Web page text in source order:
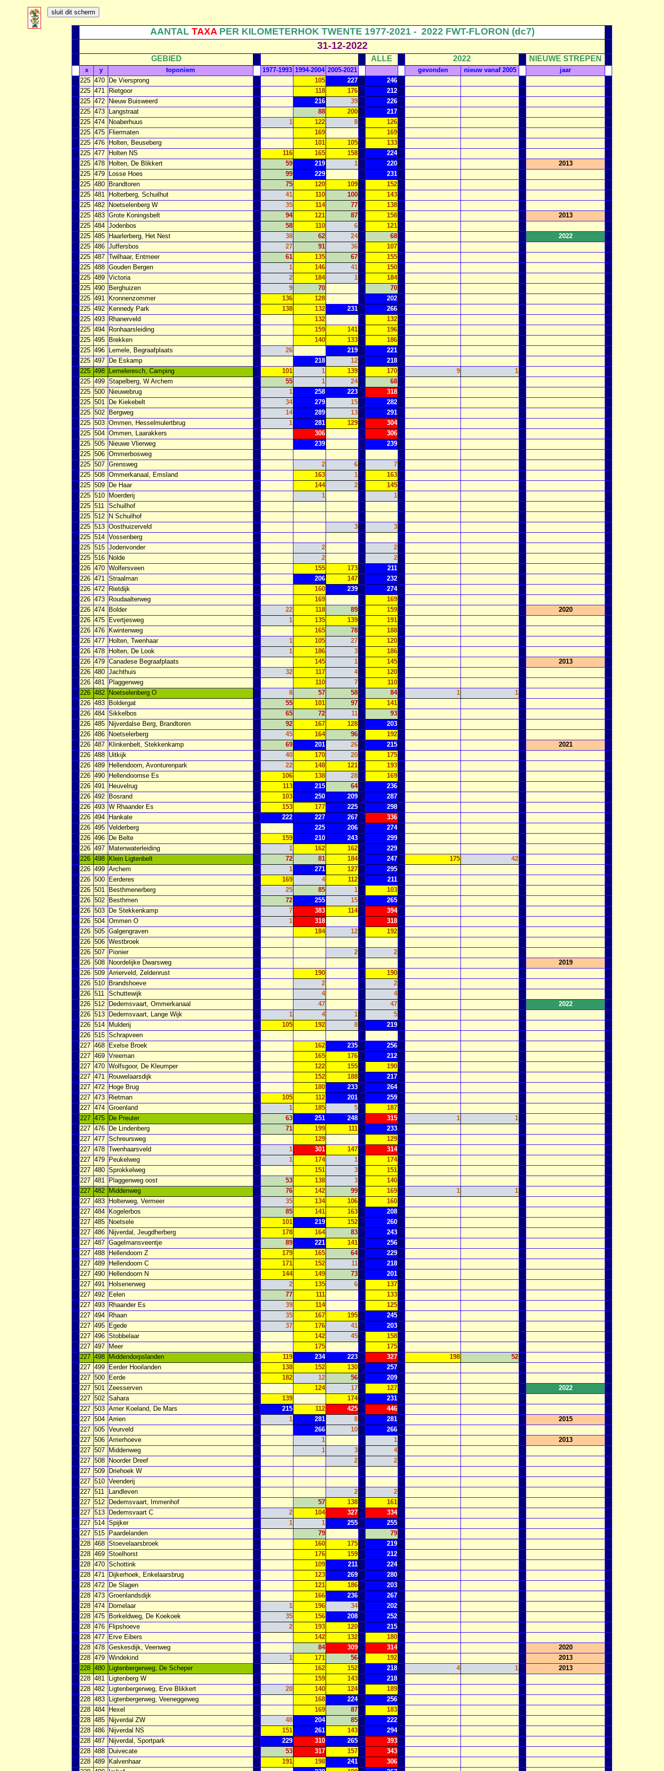
AANTAL TAXAPER KILOMETERHOK TWENTE 1977-2021 - 2022 FWT-FLORON (dc7)
31-12-2022
GEBIED ALLE 2022 NIEUWE STREPEN
x y toponiem 1977-1993 1994-2004 2005-2021 gevonden nieuw vanaf 2005
jaar
225 470 De Viersprong 105 227
246
225 471 Rietgoor 118 176
212
225 472 Nieuw Buisweerd 216 39
226
225 473 Langstraat 88 200
217
225 474 Noaberhuus 1 122 8
126
225 475 Fliermaten 169
169
225 476 Holten, Beuseberg 101 105
133
225 477 Holten NS 116 165 158
224
225 478 Holten, De Blikkert 59 219 1 220
2013
225 479 Losse Hoes 99 229
231
225 480 Brandtoren 75 120 109
152
225 481 Holterberg, Schuilhut 41 110 100
143
225 482 Noetselenberg W 35 114 77
138
225 483 Grote Koningsbelt 94 121 87 158
2013
225 484 Jodenbos 58 110 6
121
225 485 Haarlerberg, Het Nest 38 62 24 68
2022
225 486 Juffersbos 27 91 36
107
225 487 Twilhaar, Entmeer 61 135 67
155
225 488 Gouden Bergen 1 146 41
150
225 489 Victoria 2 184 1
184
225 490 Berghuizen 9 70
70
225 491 Kronnenzommer 136 128
202
225 492 Kennedy Park 138 132 231
266
225 493 Rhanerveld 132
132
225 494 Ronhaarsleiding 159 141
196
225 495 Brekken 140 133
186
225 496 Lemele, Begraafplaats 26 219
221
225 497 De Eskamp 218 12
218
225 498 Lemeleresch, Camping 101 1 139 170 9
1
225 499 Stapelberg, W Archem 55 1 24
68
225 500 Nieuwebrug 1 258 223
318
225 501 De Kiekebelt 34 279 15
282
225 502 Bergweg 14 289 13
291
225 503 Ommen, Hesselmulertbrug 1 281 129
304
225 504 Ommen, Laarakkers 306
306
225 505 Nieuwe Vlierweg 239
239
225 506 Ommerbosweg
225 507 Grensweg 2 6
7
225 508 Ommerkanaal, Emsland 163 1
163
225 509 De Haar 144 2
145
225 510 Moerderij 1
1
225 511 Schuilhof
225 512
N Schuilhof
225 513 Oosthuizerveld 3
3
225 514 Vossenberg
225 515 Jodenvonder 2
2
225 516 Nolde 2
2
226 470 Wolfersveen 155 173
211
226 471 Straalman 206 147
232
226 472 Rietdijk 160 239
274
226 473 Roudaalterweg 169
169
226 474 Bolder 22 118 89 159
2020
226 475 Evertjesweg 1 135 139
191
226 476 Kwintenweg 165 78
188
226 477 Holten, Twenhaar 1 105 27
120
226 478 Holten, De Look 1 186 3
186
226 479 Canadese Begraafplaats 145 1 145
2013
226 480 Jachthuis 32 117 4
120
226 481 Plaggenweg 110 7
110
226 482 Noetselenberg O 8 57 58 84 1
1
226 483 Boldergat 55 101 97
141
226 484 Sikkelbos 65 72 11
93
226 485 Nijverdalse Berg, Brandtoren 92 167 128
203
226 486 Noetselerberg 45 164 96
192
226 487 Klinkenbelt, Stekkenkamp 69 201 26 215
2021
226 488 Uitkijk 40 170 20
175
226 489 Hellendoorn, Avonturenpark 22 148 121
193
226 490 Hellendoornse Es 106 138 28
169
226 491 Heuvelrug 113 215 64
236
226 492 Bosrand 103 250 209
287
226 493 W Rhaander Es 153 177 225
298
226 494 Hankate 222 227 267
336
226 495 Velderberg 225 206
274
226 496 De Belte 159 210 243
299
226 497 Matenwaterleiding 1 162 162
229
226 498 Klein Ligtenbelt 72 81 184 247 175
42
226 499 Archem 1 271 127
295
226 500 Eerderes 169 4 112
211
226 501 Besthmenerberg 25 85 1
103
226 502 Besthmen 72 255 15
265
226 503 De Stekkenkamp 7 383 114
394
226 504 Ommen O 1 318
318
226 505 Galgengraven 184 12
192
226 506 Westbroek
226 507 Pionier 2
2
226 508 Noordelijke Dwarsweg
2019
226 509 Arrierveld, Zeldenrust 190
190
226 510 Brandshoeve 2
2
226 511 Schuttewijk 4
4
226 512 Dedemsvaart, Ommerkanaal 47 47
2022
226 513 Dedemsvaart, Lange Wijk 1 4 1
5
226 514 Mulderij 105 192 8
219
226 515 Schrapveen
227 468 Exelse Broek 162 235
256
227 469 Vreeman 165 176
212
227 470 Wolfsgoor, De Kleumper 122 155
190
227 471 Rouwelaarsdijk 152 188
217
227 472 Hoge Brug 180 233
264
227 473 Rietman 105 112 201
259
227 474 Groenland 1 185 5
187
227 475 De Preuter 63 251 248 315 1
1
227 476 De Lindenberg 71 199 111
233
227 477 Schreursweg 129
129
227 478 Twenhaarsveld 1 301 147
314
227 479 Peukelweg 1 174 1
174
227 480 Sprokkelweg 151 3
151
227 481 Plaggenweg oost 53 138 3
140
227 482 Middenweg 76 142 99 169 1
1
227 483 Holterweg, Vermeer 35 134 106
160
227 484 Kogelerbos 85 141 163
208
227 485 Noetsele 101 219 152
260
227 486 Nijverdal, Jeugdherberg 178 164 83
243
227 487 Gagelmansveentje 89 221 141
256
227 488 Hellendoorn Z 179 165 64
229
227 489 Hellendoorn C 171 152 11
218
227 490 Hellendoorn N 144 149 73
201
227 491 Holsenerweg 2 135 6
137
227 492 Eelen 77 111
133
227 493 Rhaander Es 39 114
125
227 494 Rhaan 35 167 195
245
227 495 Egede 37 176 41
203
227 496 Stobbelaar 142 45
158
227 497 Meer 175
175
227 498 Middendorpslanden 119 234 223 327 198
52
227 499 Eerder Hooilanden 138 152 130
257
227 500 Eerde 182 12 56
209
227 501 Zeesserven 124 17 127
2022
227 502 Sahara 139 174
231
227 503 Arrier Koeland, De Mars 215 112 425
446
227 504 Arrien 1 281 8 281
2015
227 505 Veurveld 266 10
266
227 506 Arrierhoeve 1 1
2013
227 507 Middenweg 1 3
4
227 508 Noorder Dreef 2
2
227 509
Driehoek W
227 510 Veenderij
227 511 Landleven 2
2
227 512 Dedemsvaart, Immenhof 57 138
161
227 513 Dedemsvaart C 2 104 327
334
227 514 Spijker 1 1 255
255
227 515 Paardelanden 79
79
228 468 Stoevelaarsbroek 160 175
219
228 469 Stoelhorst 176 159
212
228 470 Schottink 109 211
224
228 471 Dijkerhoek, Enkelaarsbrug 123 269
280
228 472 De Slagen 121 186
203
228 473 Groenlandsdijk 166 236
267
228 474 Domelaar 1 196 34
202
228 475 Borkeldweg, De Koekoek 35 156 208
252
228 476 Flipshoeve 2 193 120
215
228 477 Erve Eibers 142 132
180
228 478 Geskesdijk, Veenweg 84 309 314
2020
228 479 Windekind 1 171 56 192
2013
228 480 Ligtenbergerweg, De Scheper 162 152 218 4 1
2013
228 481 Ligtenberg W 159 143
218
228 482 Ligtenbergerweg, Erve Blikkert 20 140 124
189
228 483 Ligtenbergerweg, Veeneggeweg 168 224
256
228 484 Hexel 169 87
183
228 485 Nijverdal ZW 48 204 85
222
228 486 Nijverdal NS 151 261 143
294
228 487 Nijverdal, Sportpark 229 310 265
393
228 488 Duivecate 53 317 157
343
228 489 Kalvenhaar 191 198 241
306